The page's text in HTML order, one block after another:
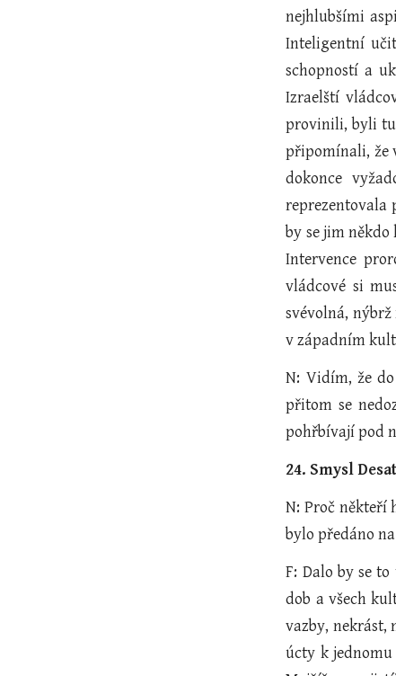
nejhlubšími
Inteligentní
schopností a
Izraelští
provinili, byli tu
připomínali, že
dokonce
reprezentovala
by se jim
Intervence
vládcové si
svévolná,
v západním
N: Vidím, že
přitom se
pohřbívají pod
24. Smysl
N: Proč někteří
bylo předáno
F: Dalo by se
dob a všech
vazby, nekrást,
úcty k